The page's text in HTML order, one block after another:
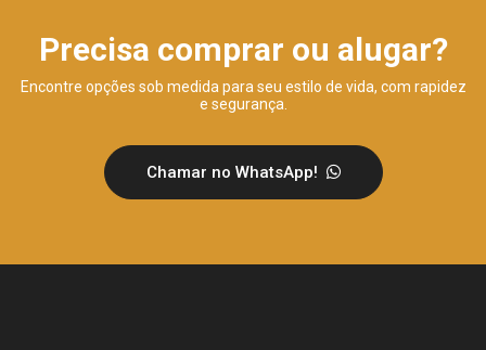
Precisa comprar ou alugar?
Encontre opções sob medida para seu estilo de vida, com rapidez
e segurança.
Chamar no WhatsApp!